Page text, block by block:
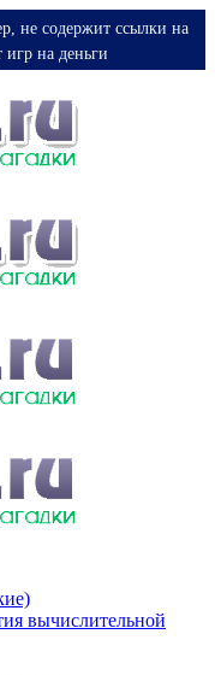
не содержит ссылки на
на деньги
вычислительной